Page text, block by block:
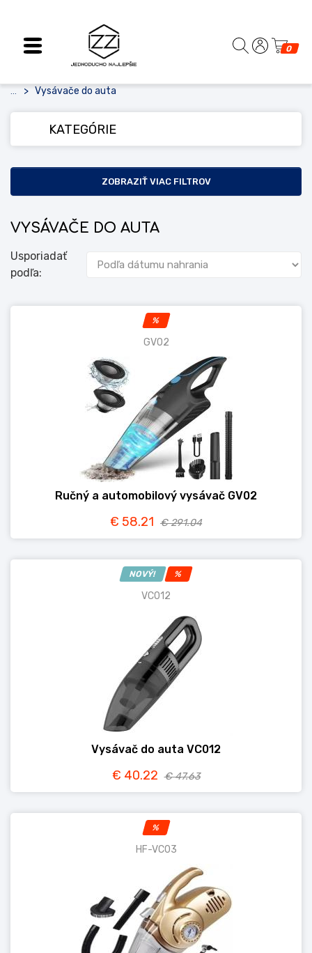
0
Vysávače do auta
KATEGÓRIE
ZOBRAZIŤ VIAC FILTROV
VYSÁVAČE DO AUTA
Usporiadať
podľa:
%
GV02
Ručný a automobilový vysávač GV02
€ 58.21 € 291.04
NOVÝ! %
VC012
Vysávač do auta VC012
€ 40.22 € 47.63
%
HF-VC03